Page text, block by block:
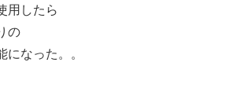
用したら
の
になった。。